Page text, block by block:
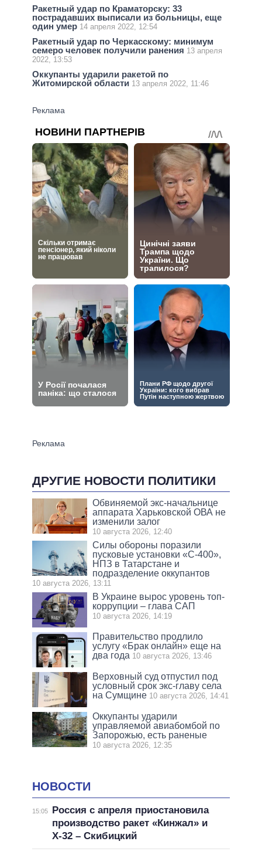
Ракетный удар по Краматорску: 33
пострадавших выписали из больницы, еще
один умер 14 апреля 2022, 12:54
Ракетный удар по Черкасскому: минимум
семеро человек получили ранения 13 апреля
2022, 13:53
Оккупанты ударили ракетой по
Житомирской области 13 апреля 2022, 11:46
ДРУГИЕ НОВОСТИ ПОЛИТИКИ
Обвиняемой экс-начальнице
аппарата Харьковской ОВА не
изменили залог
10 августа 2026, 12:40
Силы обороны поразили
пусковые установки «С-400»,
НПЗ в Татарстане и
подразделение оккупантов
10 августа 2026, 13:11
В Украине вырос уровень топ-
коррупции – глава САП
10 августа 2026, 14:19
Правительство продлило
услугу «Брак онлайн» еще на
два года 10 августа 2026, 13:46
Верховный суд отпустил под
условный срок экс-главу села
на Сумщине 10 августа 2026, 14:41
Оккупанты ударили
управляемой авиабомбой по
Запорожью, есть раненые
10 августа 2026, 12:35
НОВОСТИ
15:05
Россия с апреля приостановила
производство ракет «Кинжал» и
Х-32 – Скибицкий